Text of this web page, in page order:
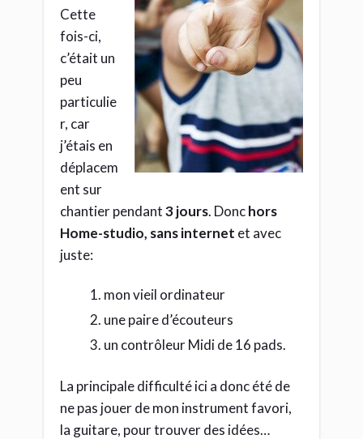
Cette
fois-ci,
c’était un
peu
particulie
r, car
j’étais en
déplacem
ent sur
chantier pendant3 jours. Donchors
Home-studio, sans internet et avec
juste:
mon vieil ordinateur
une paire d’écouteurs
un contrôleur Midi de 16 pads.
La principale difficulté ici a donc été de
ne pas jouer de mon instrument favori,
la guitare, pour trouver des idées…